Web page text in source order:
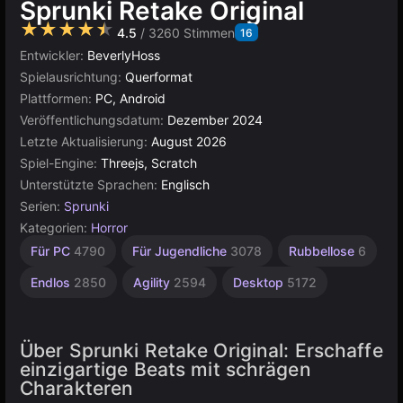
Sprunki Retake Original
★★★★★ 4.5 / 3260 Stimmen 16
Entwickler: BeverlyHoss
Spielausrichtung: Querformat
Plattformen: PC, Android
Veröffentlichungsdatum: Dezember 2024
Letzte Aktualisierung: August 2026
Spiel-Engine: Threejs, Scratch
Unterstützte Sprachen: Englisch
Serien: Sprunki
Kategorien: Horror
Für PC 4790 Für Jugendliche 3078 Rubbellose 6
Endlos 2850 Agility 2594 Desktop 5172
Browser
Über Sprunki Retake Original: Erschaffe
einzigartige Beats mit schrägen
Charakteren